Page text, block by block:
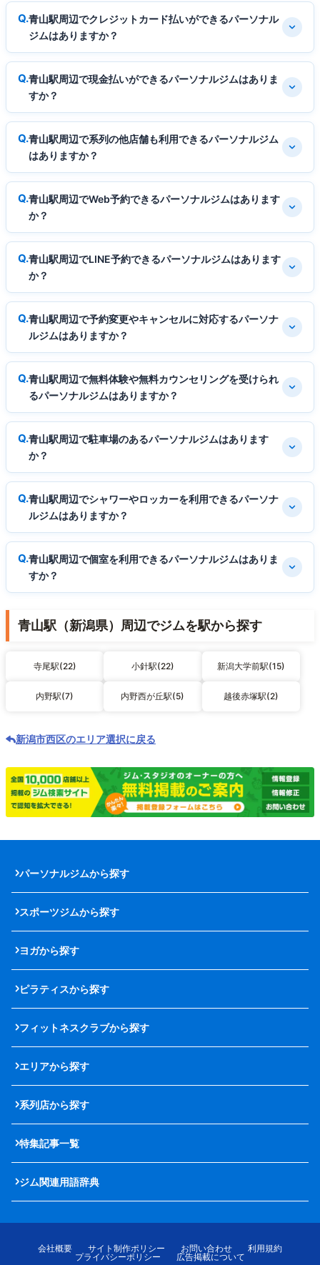
青山駅周辺でクレジットカード払いができるパーソナル
ジムはありますか？
青山駅周辺で現金払いができるパーソナルジムはありま
すか？
青山駅周辺で系列の他店舗も利用できるパーソナルジム
はありますか？
青山駅周辺でWeb予約できるパーソナルジムはあります
か？
青山駅周辺でLINE予約できるパーソナルジムはあります
か？
青山駅周辺で予約変更やキャンセルに対応するパーソナ
ルジムはありますか？
青山駅周辺で無料体験や無料カウンセリングを受けられ
るパーソナルジムはありますか？
青山駅周辺で駐車場のあるパーソナルジムはあります
か？
青山駅周辺でシャワーやロッカーを利用できるパーソナ
ルジムはありますか？
青山駅周辺で個室を利用できるパーソナルジムはありま
すか？
青山駅（新潟県）周辺でジムを駅から探す
寺尾駅(22) 小針駅(22) 新潟大学前駅(15)
内野駅(7) 内野西が丘駅(5) 越後赤塚駅(2)
新潟市西区のエリア選択に戻る
パーソナルジムから探す
スポーツジムから探す
ヨガから探す
ピラティスから探す
フィットネスクラブから探す
エリアから探す
系列店から探す
特集記事一覧
ジム関連用語辞典
会社概要 サイト制作ポリシー お問い合わせ
利用規約
プライバシーポリシー
広告掲載について